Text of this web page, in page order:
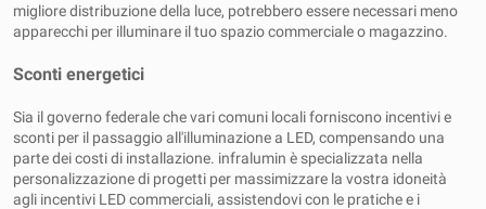
migliore distribuzione della luce, potrebbero essere necessari meno
apparecchi per illuminare il tuo spazio commerciale o magazzino.
Sconti energetici
Sia il governo federale che vari comuni locali forniscono incentivi e
sconti per il passaggio all'illuminazione a LED, compensando una
parte dei costi di installazione. infralumin è specializzata nella
personalizzazione di progetti per massimizzare la vostra idoneità
agli incentivi LED commerciali, assistendovi con le pratiche e i